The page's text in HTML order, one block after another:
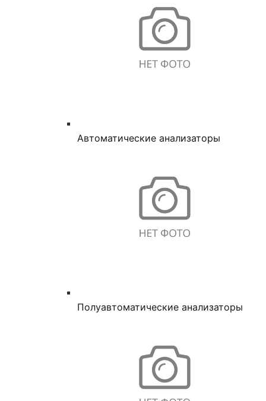
Автоматические анализаторы
Полуавтоматические анализаторы